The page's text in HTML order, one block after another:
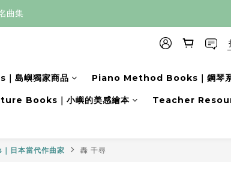
曲集
島嶼獨家商品 Piano Method Books｜鋼琴
Books｜小嶼的美感繪本 Teacher
本當代作曲家 轟 千尋